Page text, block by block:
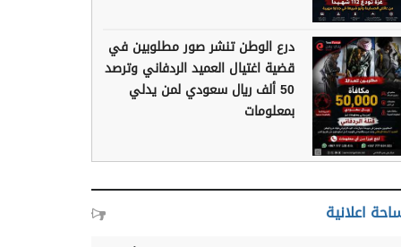
درع الوطن تنشر صور مطلوبين في
قضية اغتيال العميد الردفاني وترصد
50 ألف ريال سعودي لمن يدلي
بمعلومات
اعلانية